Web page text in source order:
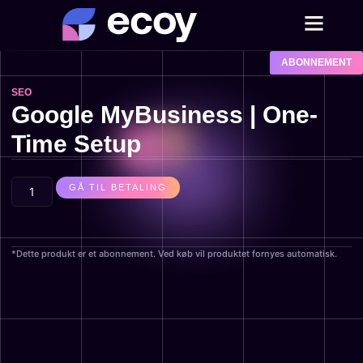
ABONNEMENT
SEO
Google MyBusiness | One-
Time Setup
GÅ TIL BETALING
*Dette produkt er et abonnement. Ved køb vil produktet fornyes automatisk.